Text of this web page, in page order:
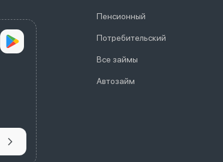
Пенсионный
Потребительский
Все займы
Автозайм